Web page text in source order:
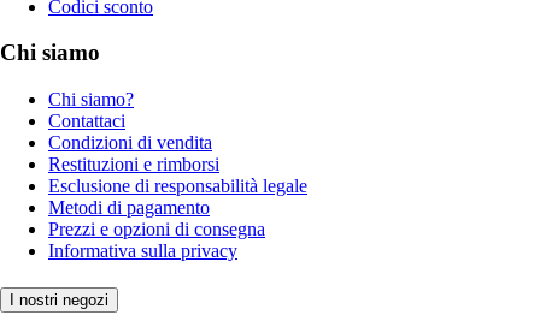
Codici sconto
Chi siamo
Chi siamo?
Contattaci
Condizioni di vendita
Restituzioni e rimborsi
Esclusione di responsabilità legale
Metodi di pagamento
Prezzi e opzioni di consegna
Informativa sulla privacy
I nostri negozi